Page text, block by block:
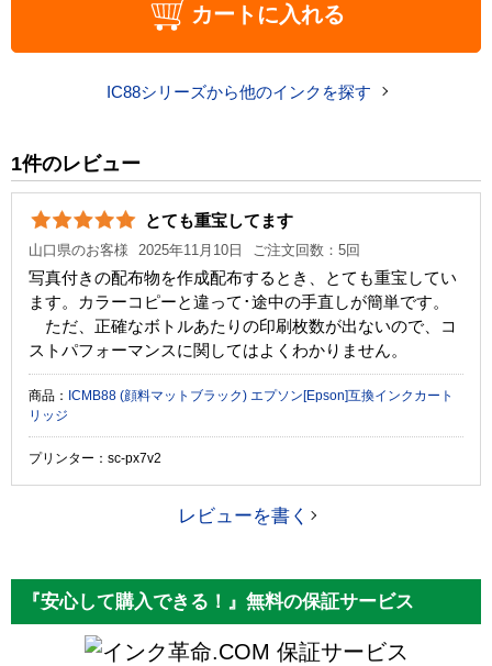
ICBL88
970 円
カラー ブルー
顔料・染料 顔料
ICチップ あり
製品タイプ 互換インク
カートに入れる
IC88シリーズから他のインクを探す
1件のレビュー
とても重宝してます
山口県のお客様 2025年11月10日 ご注文回数：5回
写真付きの配布物を作成配布するとき、とても重宝してい
ます。カラーコピーと違って･途中の手直しが簡単です。
ただ、正確なボトルあたりの印刷枚数が出ないので、コ
ストパフォーマンスに関してはよくわかりません。
商品： ICMB88 (顔料マットブラック) エプソン[Epson]互換インクカート
リッジ
プリンター：sc-px7v2
レビューを書く
『安心して購入できる！』無料の保証サービス
保証サービス